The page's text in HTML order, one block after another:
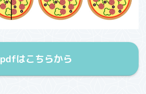
pdfはこちらから